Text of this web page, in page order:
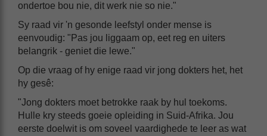
ondertoe bou nie, dit werk nie so nie."
Sy raad vir 'n gesonde leefstyl onder mense is
eenvoudig: "Pas jou liggaam op, eet reg en uiters
belangrik - geniet die lewe."
Op die vraag of hy enige raad vir jong dokters het, het
hy gesê:
"Jong dokters moet betrokke raak by hul toekoms.
Hulle kry steeds goeie opleiding in Suid-Afrika. Jou
eerste doelwit is om soveel vaardighede te leer as wat